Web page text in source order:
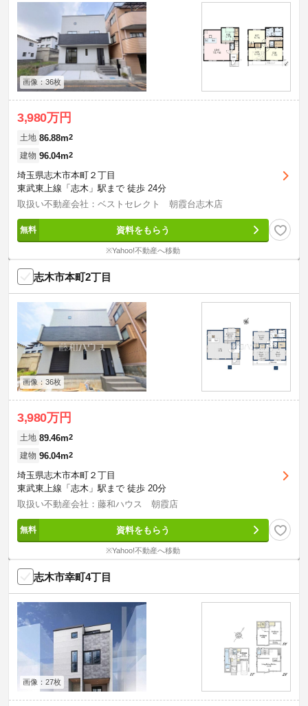
画像：36枚
3,980万円
土地 86.88m2
建物 96.04m2
埼玉県志木市本町２丁目
東武東上線「志木」駅まで 徒歩 24分
取扱い不動産会社：ベストセレクト 朝霞台志木店
資料をもらう
※Yahoo!不動産へ移動
志木市本町2丁目
画像：36枚
3,980万円
土地 89.46m2
建物 96.04m2
埼玉県志木市本町２丁目
東武東上線「志木」駅まで 徒歩 20分
取扱い不動産会社：藤和ハウス 朝霞店
資料をもらう
※Yahoo!不動産へ移動
志木市幸町4丁目
画像：27枚